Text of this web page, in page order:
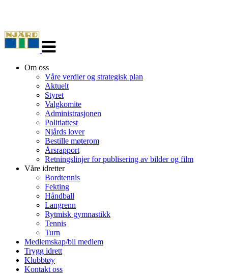
navigasjon
Om oss
Våre verdier og strategisk plan
Aktuelt
Styret
Valgkomite
Administrasjonen
Politiattest
Njårds lover
Bestille møterom
Årsrapport
Retningslinjer for publisering av bilder og film
Våre idretter
Bordtennis
Fekting
Håndball
Langrenn
Rytmisk gymnastikk
Tennis
Turn
Medlemskap/bli medlem
Trygg idrett
Klubbtøy
Kontakt oss